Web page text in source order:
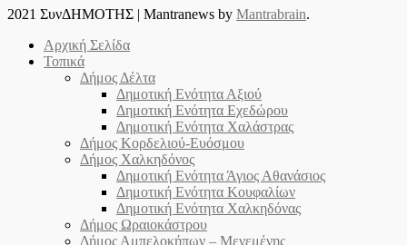
2021 ΣυνΔΗΜΟΤΗΣ
Mantranews by Mantrabrain.
Αρχική Σελίδα
Τοπικά
Δήμος Δέλτα
Δημοτική Ενότητα Αξιού
Δημοτική Ενότητα Εχεδώρου
Δημοτική Ενότητα Χαλάστρας
Δήμος Κορδελιού-Ευόσμου
Δήμος Χαλκηδόνος
Δημοτική Ενότητα Άγιος Αθανάσιος
Δημοτική Ενότητα Κουφαλίων
Δημοτική Ενότητα Χαλκηδόνας
Δήμος Ωραιοκάστρου
Δήμος Αμπελοκήπων – Μενεμένης